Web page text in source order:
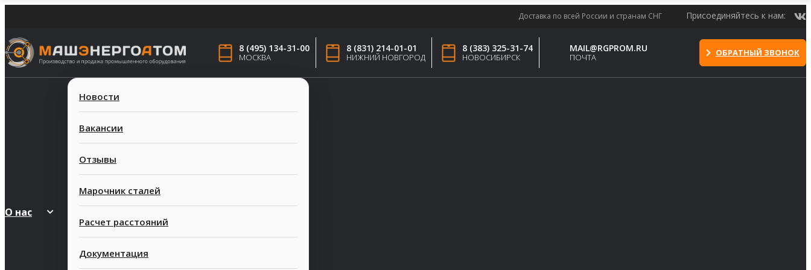
Доставка по всей России и странам СНГ Присоединяйтесь к нам:
8 (495) 134-31-00
МОСКВА
8 (831) 214-01-01
НИЖНИЙ НОВГОРОД
8 (383) 325-31-74
НОВОСИБИРСК
MAIL@RGPROM.RU
ПОЧТА ОБРАТНЫЙ ЗВОНОК
О нас
Новости
Вакансии
Отзывы
Марочник сталей
Расчет расстояний
Документация